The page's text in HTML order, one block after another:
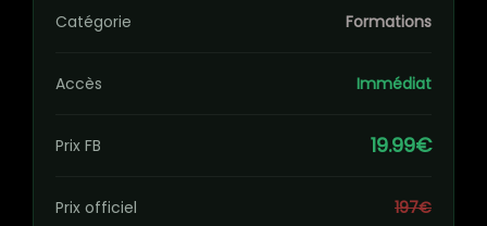
Catégorie Formations
Accès Immédiat
Prix FB 19.99€
Prix officiel 197€